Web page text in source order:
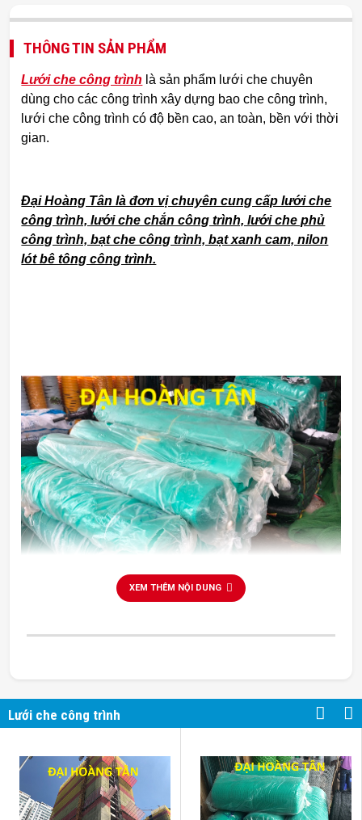
THÔNG TIN SẢN PHẨM
Lưới che công trình là sản phẩm lưới che chuyên
dùng cho các công trình xây dựng bao che công trình,
lưới che công trình có độ bền cao, an toàn, bền với thời
gian.
Đại Hoàng Tân là đơn vị chuyên cung cấp lưới che
công trình, lưới che chắn công trình, lưới che phủ
công trình, bạt che công trình, bạt xanh cam, nilon
lót bê tông công trình.
lưới che công trình
XEM THÊM NỘI DUNG
Lưới che công trình